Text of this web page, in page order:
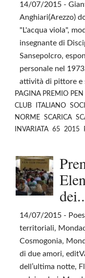
14/07/2015 -
Anghiari(Arezzo)
"L'acqua viola",
insegnante di
Sansepolcro,
personale nel
attività di pittore e
PAGINA PREMIO PEN
CLUB
ITALIANO SOCI
NORME SCARICA
INVARIATA 65 2015
14/07/2015 -
territoriali,
Cosmogonia,
di due amori,
dell’ultima notte,